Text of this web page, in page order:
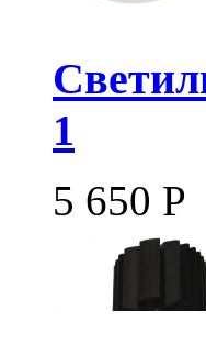
1
5 650 Р